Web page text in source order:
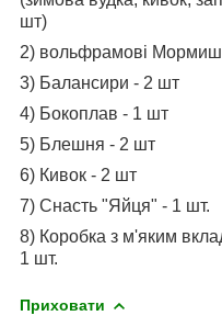
шт)
2) вольфрамові
3) Балансири - 2 шт
4) Бокоплав - 1 шт
5) Блешня - 2 шт
6) Кивок - 2 шт
7) Снасть "Яйця" - 1 шт.
8) Коробка з м'яким
1 шт.
Приховати